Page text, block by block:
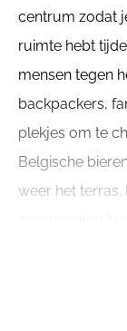
centrum zodat
ruimte hebt
mensen tegen
backpackers,
plekjes om te
Belgische
weer het